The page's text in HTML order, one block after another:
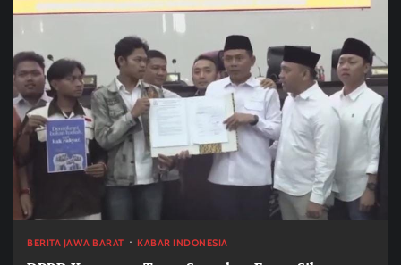
BERITA JAWA BARAT KABAR INDONESIA